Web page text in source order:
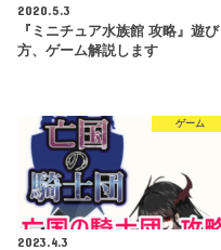
2020.5.3
『ミニチュア水族館 攻略』遊び
方、ゲーム解説します
ゲーム
2023.4.3